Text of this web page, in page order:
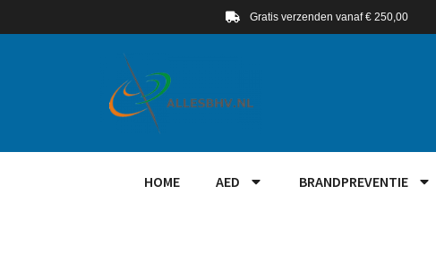
Gratis verzenden vanaf € 250,00
HOME AED BRANDPREVENTIE